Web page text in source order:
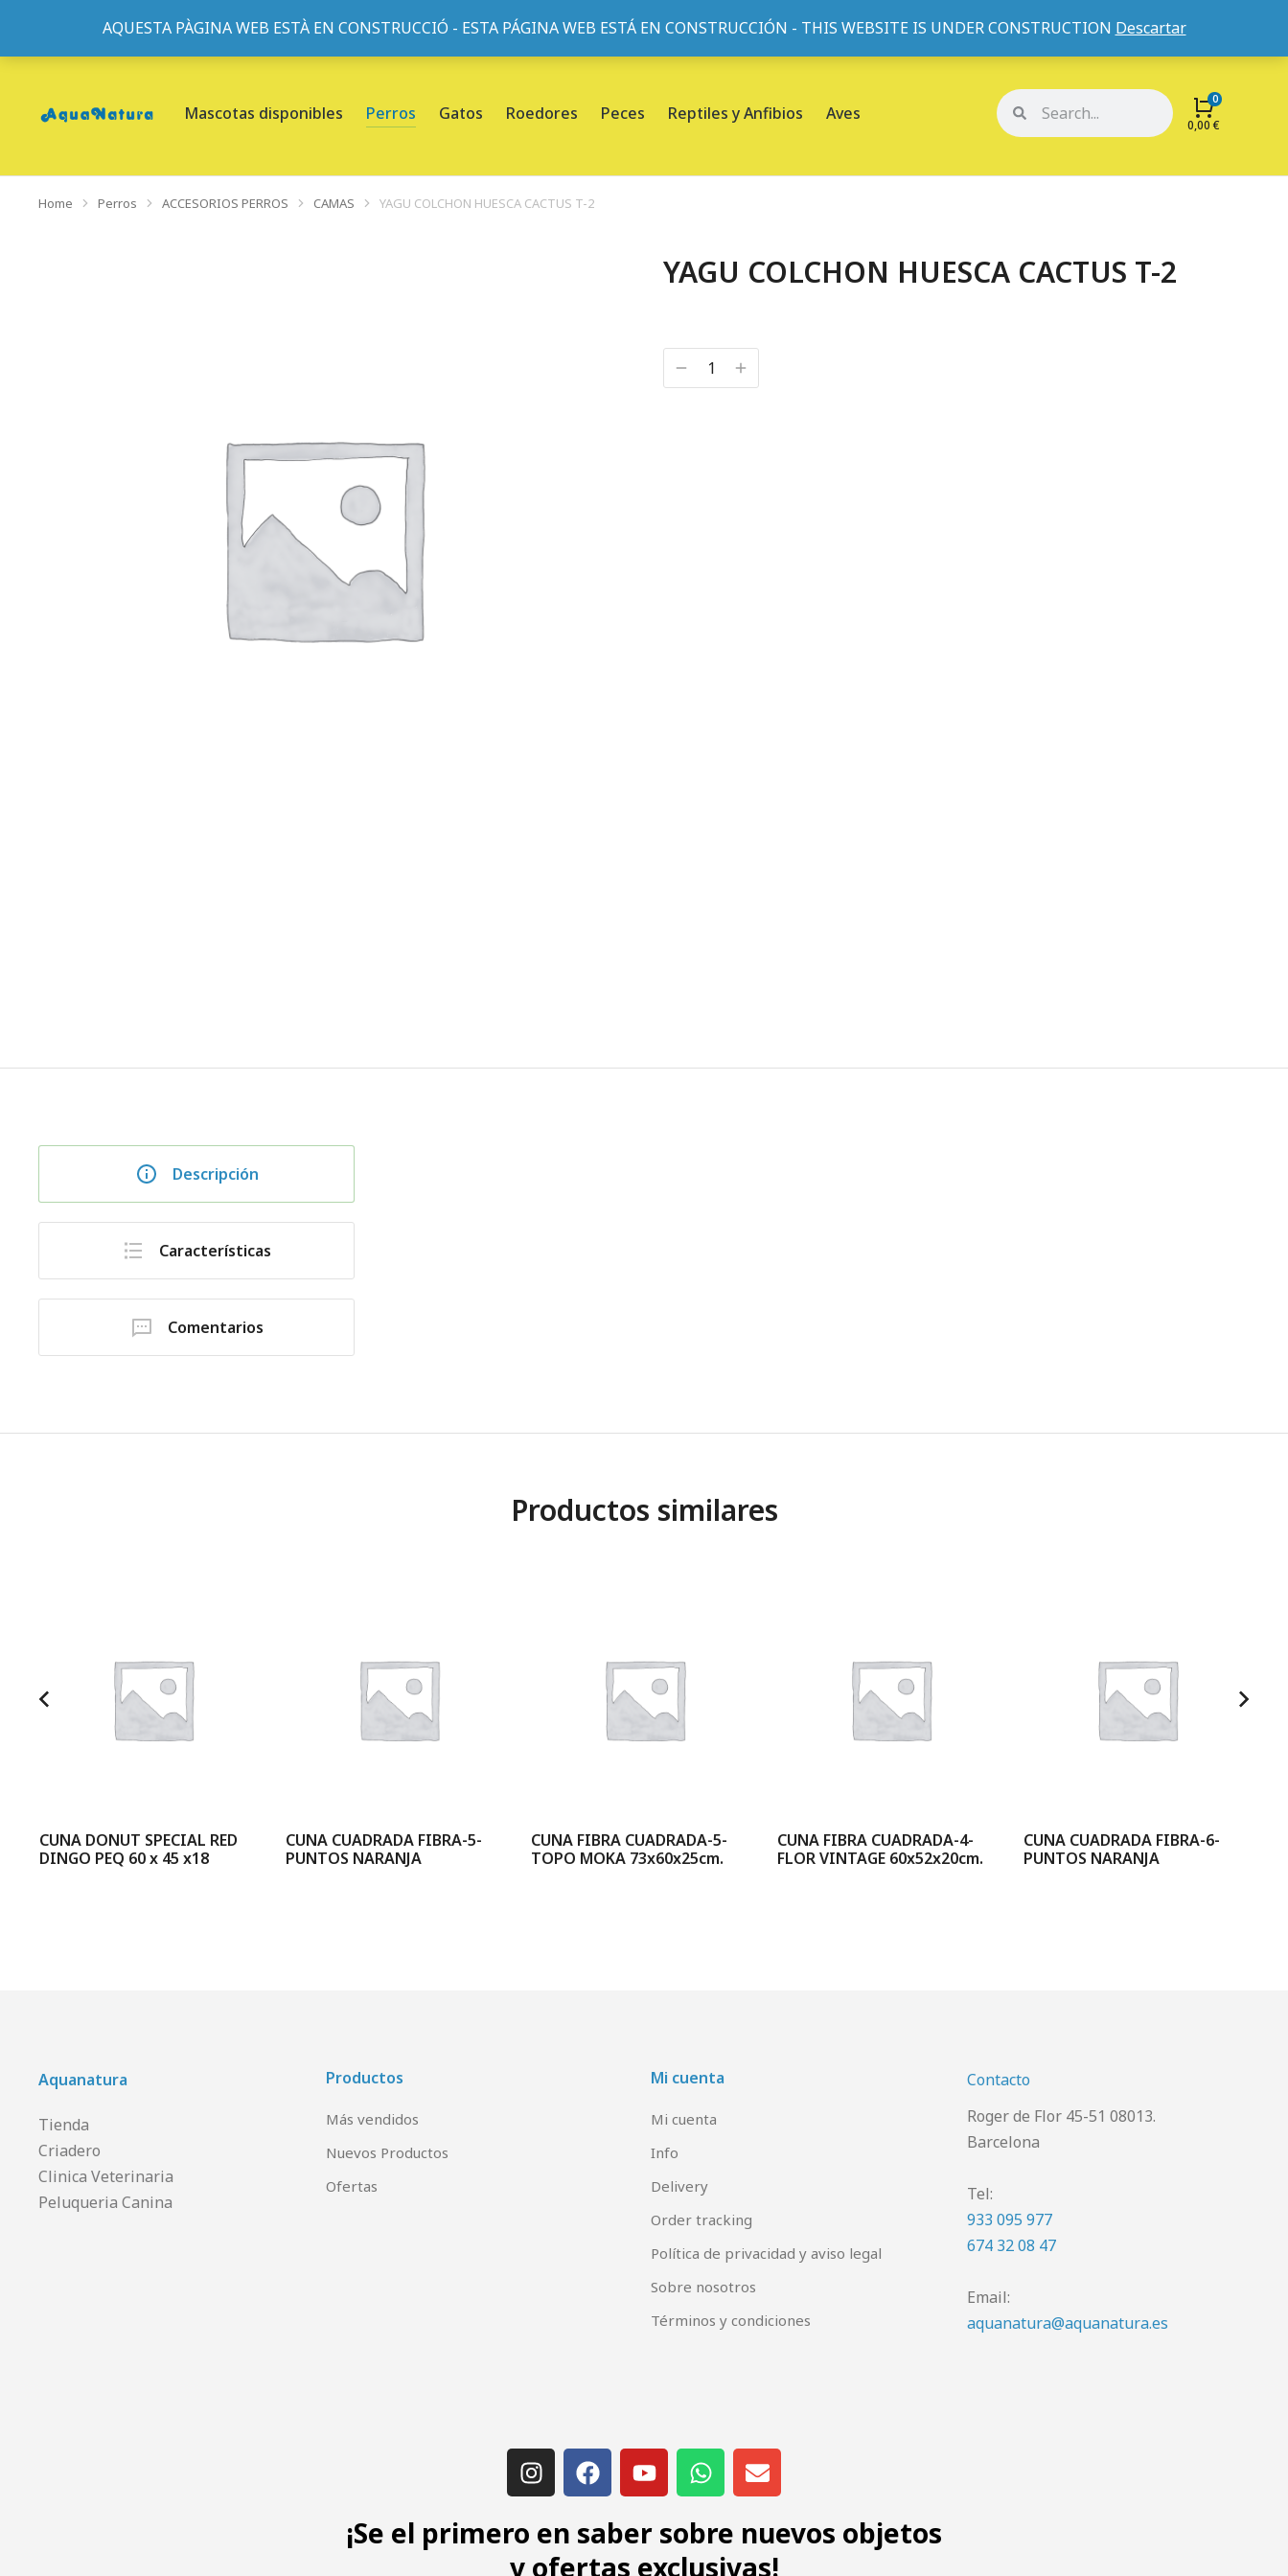
AQUESTA PÀGINA WEB ESTÀ EN CONSTRUCCIÓ - ESTA PÁGINA WEB ESTÁ EN CONSTRUCCIÓN - THIS WEBSITE IS UNDER CONSTRUCTION Descartar
933095977-933152057-933103463- C/ de Roger de Flor, 45, L'Eixample, 08013 Barcelona |Sobre nosotros Mi cuenta Mis pedidos
Mascotas disponibles Perros Gatos Roedores Peces Reptiles y Anfibios Aves
0,00€
You are here:
Home Perros ACCESORIOS PERROS CAMAS YAGU COLCHON HUESCA CACTUS T-2
YAGU COLCHON HUESCA CACTUS T-2
Descripción
Características
Comentarios
Productos similares
CUNA DONUT SPECIAL RED
DINGO PEQ 60 x 45 x18
CUNA CUADRADA FIBRA-5-
PUNTOS NARANJA
CUNA FIBRA CUADRADA-5-
TOPO MOKA 73x60x25cm.
CUNA FIBRA CUADRADA-4-
FLOR VINTAGE 60x52x20cm.
CUNA CUADRADA FIBRA-6-
PUNTOS NARANJA
Aquanatura
Tienda
Criadero
Clinica Veterinaria
Peluqueria Canina
Productos
Más vendidos
Nuevos Productos
Ofertas
Mi cuenta
Mi cuenta
Info
Delivery
Order tracking
Política de privacidad y aviso legal
Sobre nosotros
Términos y condiciones
Contacto
Roger de Flor 45-51 08013.
Barcelona
Tel:
933 095 977
674 32 08 47
Email:
aquanatura@aquanatura.es
¡Se el primero en saber sobre nuevos objetos
y ofertas exclusivas!